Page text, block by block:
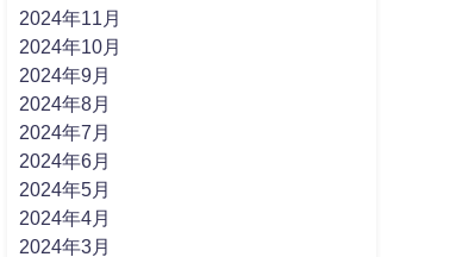
2024年11月
2024年10月
2024年9月
2024年8月
2024年7月
2024年6月
2024年5月
2024年4月
2024年3月